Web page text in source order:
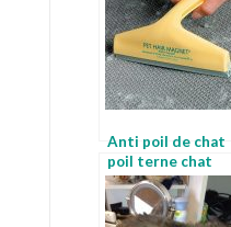
Anti poil de chat
poil terne chat